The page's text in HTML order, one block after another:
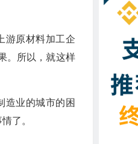
游原材料加工企
。所以，就这样
造业的城市的困
了。